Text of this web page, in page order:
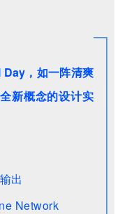
，如一阵清爽
新概念的设计实
出
Network